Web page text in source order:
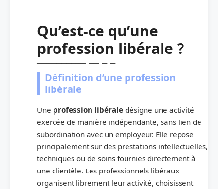
Qu’est-ce qu’une
profession libérale ?
Définition d’une profession
libérale
Une profession libérale désigne une activité
exercée de manière indépendante, sans lien de
subordination avec un employeur. Elle repose
principalement sur des prestations intellectuelles,
techniques ou de soins fournies directement à
une clientèle. Les professionnels libéraux
organisent librement leur activité, choisissent